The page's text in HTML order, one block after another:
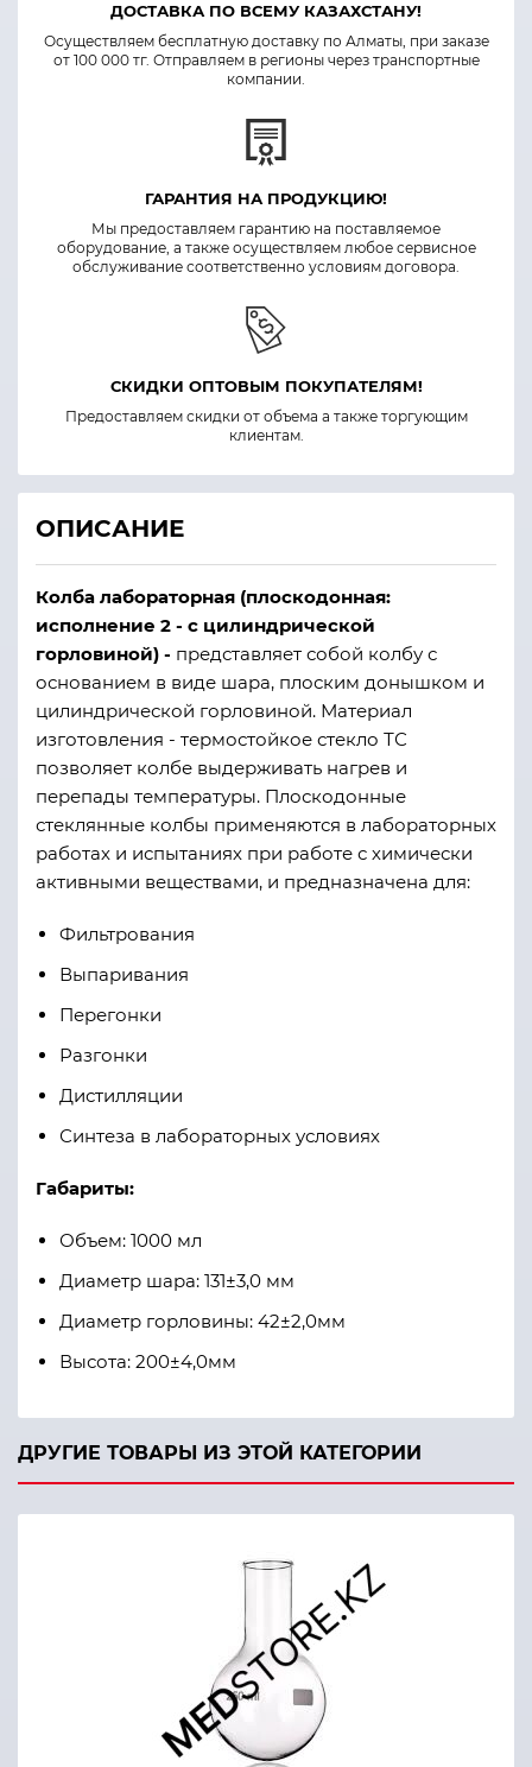
ДОСТАВКА ПО ВСЕМУ КАЗАХСТАНУ!
Осуществляем бесплатную доставку по Алматы, при заказе
от 100 000 тг. Отправляем в регионы через транспортные
компании.
ГАРАНТИЯ НА ПРОДУКЦИЮ!
Мы предоставляем гарантию на поставляемое
оборудование, а также осуществляем любое сервисное
обслуживание соответственно условиям договора.
СКИДКИ ОПТОВЫМ ПОКУПАТЕЛЯМ!
Предоставляем скидки от объема а также торгующим
клиентам.
ОПИСАНИЕ
Колба лабораторная (плоскодонная:
исполнение 2 - с цилиндрической
горловиной) - представляет собой колбу с
основанием в виде шара, плоским донышком и
цилиндрической горловиной. Материал
изготовления - термостойкое стекло ТС
позволяет колбе выдерживать нагрев и
перепады температуры. Плоскодонные
стеклянные колбы применяются в лабораторных
работах и испытаниях при работе с химически
активными веществами, и предназначена для:
Фильтрования
Выпаривания
Перегонки
Разгонки
Дистилляции
Синтеза в лабораторных условиях
Габариты:
Объем: 1000 мл
Диаметр шара: 131±3,0 мм
Диаметр горловины: 42±2,0мм
Высота: 200±4,0мм
ДРУГИЕ ТОВАРЫ ИЗ ЭТОЙ КАТЕГОРИИ